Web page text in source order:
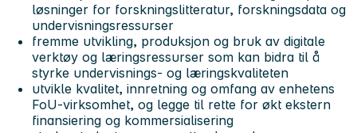
løsninger for forskningslitteratur, forskningsdata og
undervisningsressurser
fremme utvikling, produksjon og bruk av digitale
verktøy og læringsressurser som kan bidra til å
styrke undervisnings- og læringskvaliteten
utvikle kvalitet, innretning og omfang av enhetens
FoU-virksomhet, og legge til rette for økt ekstern
finansiering og kommersialisering